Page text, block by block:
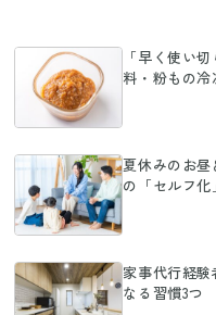
「早く使い
料・粉もの冷
夏休みのお
の「セルフ化
家事代行経
なる習慣3つ